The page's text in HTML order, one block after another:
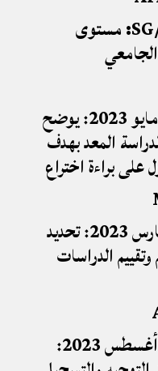
المراسلة رقم 1410/SG/2022: مستوى
التعميم رقم 001 بتاريخ 18 مايو 2023: يوضح
المعد بهدف
براءة اختراع
القرار رقم 396 بتاريخ 21 مارس 2023: تحديد
الدراسات
القرار رقم 1057 بتاريخ 02 أغسطس 2023: